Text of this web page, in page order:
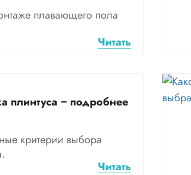
плавающего пола
Читать
плинтуса – подробнее
критерии выбора
Читать